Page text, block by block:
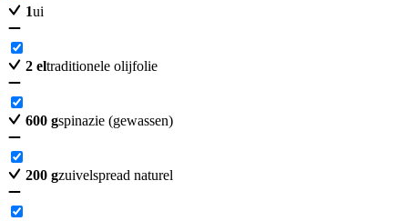
1ui
2 eltraditionele olijfolie
600 gspinazie (gewassen)
200 gzuivelspread naturel